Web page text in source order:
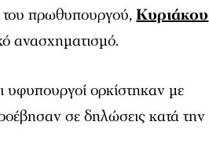
του πρωθυπουργού,Κυριάκου
ανασχηματισμό.
υφυπουργοί ορκίστηκαν με
σε δηλώσεις κατά την